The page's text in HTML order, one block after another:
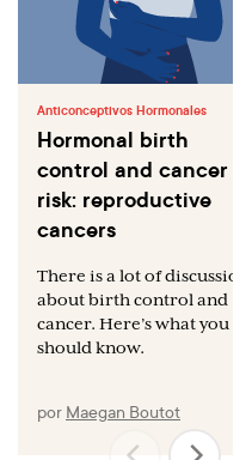
Anticonceptivos Hormonales
Hormonal birth
control and cancer
risk: reproductive
cancers
There is a lot of discussion
about birth control and
cancer. Here’s what you
should know.
por Maegan Boutot